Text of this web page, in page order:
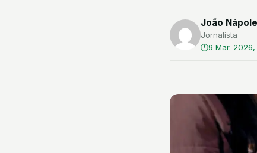
João
Jornalista
9 Mar.